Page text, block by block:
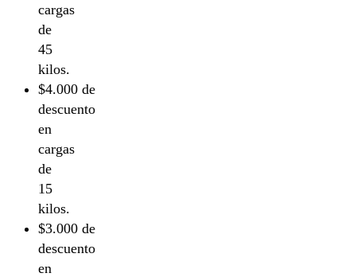
cargas
de
45
kilos.
$4.000 de
descuento
en
cargas
de
15
kilos.
$3.000 de
descuento
en